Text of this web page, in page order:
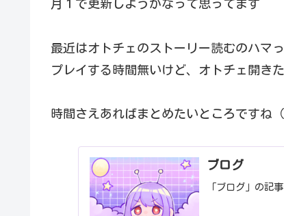
月１で更新しようかなって思ってます
最近はオトチェのストーリー読むのハマ
プレイする時間無いけど、オトチェ開き
時間さえあればまとめたいところですね（
ブログ
「ブログ」の記